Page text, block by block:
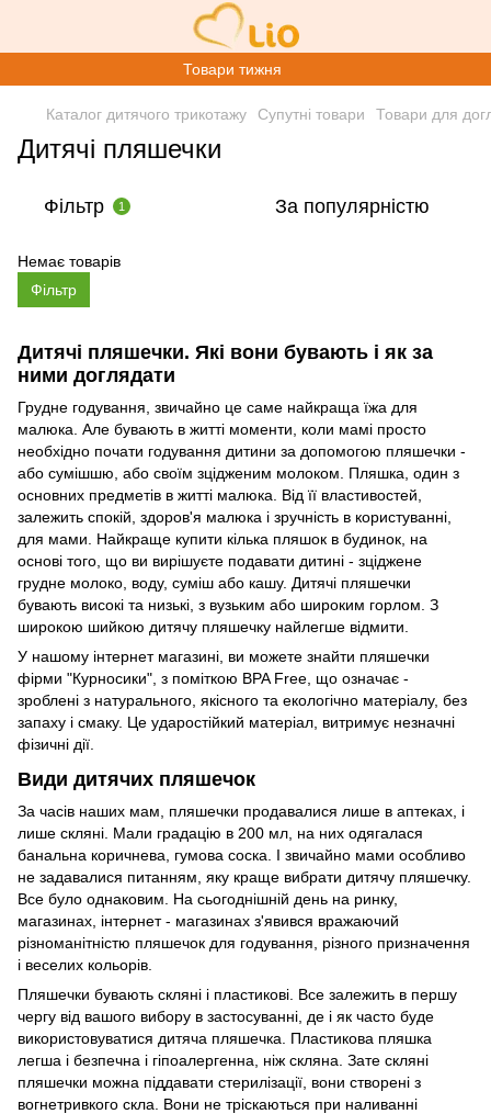
Товари тижня
Каталог дитячого трикотажу Супутні товари Товари для
Дитячі пляшечки
Фільтр 1 За популярністю
Немає товарів
Дитячі пляшечки. Які вони бувають і як за
ними доглядати
Грудне годування, звичайно це саме найкраща їжа для
малюка. Але бувають в житті моменти, коли мамі просто
необхідно почати годування дитини за допомогою пляшечки -
або сумішшю, або своїм зцідженим молоком. Пляшка, один з
основних предметів в житті малюка. Від її властивостей,
залежить спокій, здоров'я малюка і зручність в користуванні,
для мами. Найкраще купити кілька пляшок в будинок, на
основі того, що ви вирішуєте подавати дитині - зціджене
грудне молоко, воду, суміш або кашу. Дитячі пляшечки
бувають високі та низькі, з вузьким або широким горлом. З
широкою шийкою дитячу пляшечку найлегше відмити.
У нашому інтернет магазині, ви можете знайти пляшечки
фірми "Курносики", з поміткою BPA Free, що означає -
зроблені з натурального, якісного та екологічно матеріалу, без
запаху і смаку. Це ударостійкий матеріал, витримує незначні
фізичні дії.
Види дитячих пляшечок
За часів наших мам, пляшечки продавалися лише в аптеках, і
лише скляні. Мали градацію в 200 мл, на них одягалася
банальна коричнева, гумова соска. І звичайно мами особливо
не задавалися питанням, яку краще вибрати дитячу пляшечку.
Все було однаковим. На сьогоднішній день на ринку,
магазинах, інтернет - магазинах з'явився вражаючий
різноманітністю пляшечок для годування, різного призначення
і веселих кольорів.
Пляшечки бувають скляні і пластикові. Все залежить в першу
чергу від вашого вибору в застосуванні, де і як часто буде
використовуватися дитяча пляшечка. Пластикова пляшка
легша і безпечна і гіпоалергенна, ніж скляна. Зате скляні
пляшечки можна піддавати стерилізації, вони створені з
вогнетривкого скла. Вони не тріскаються при наливанні
Фільтр